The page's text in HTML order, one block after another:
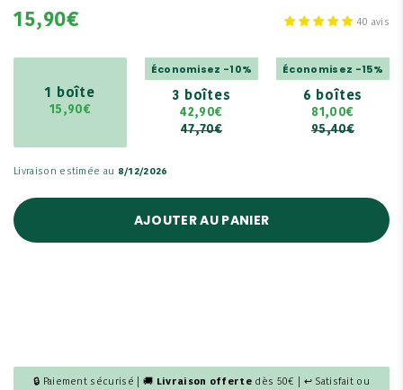
15,90€ 40 avis
1 boîte
15,90€
3 boîtes
Économisez -10%
42,90€
47,70€
6 boîtes
Économisez -15%
81,00€
95,40€
Livraison estimée au 8/12/2026
AJOUTER AU PANIER
🔒 Paiement sécurisé | 🚚 Livraison offerte dès 50€ | ↩ Satisfait ou